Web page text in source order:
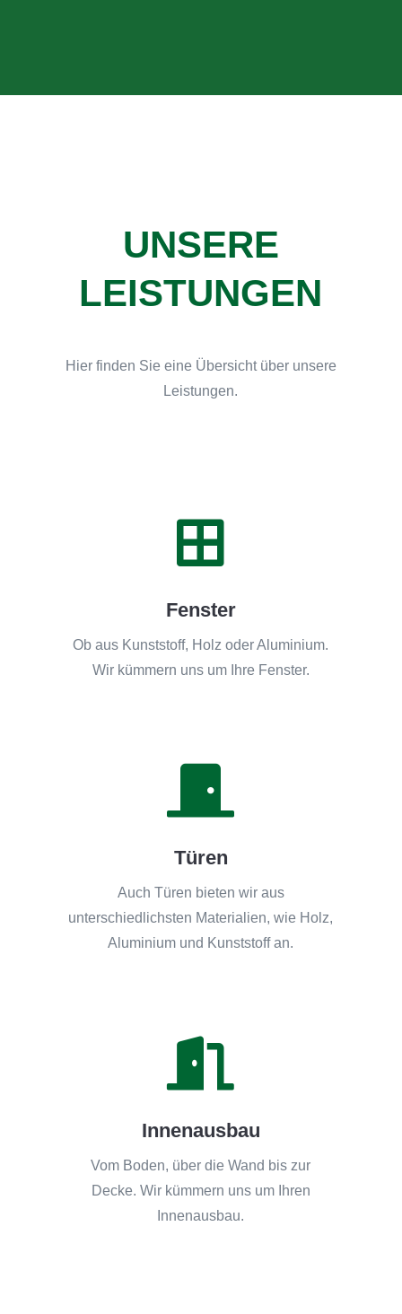
UNSERE
LEISTUNGEN
Hier finden Sie eine Übersicht über unsere
Leistungen.

Fenster
Ob aus Kunststoff, Holz oder Aluminium.
Wir kümmern uns um Ihre Fenster.

Türen
Auch Türen bieten wir aus
unterschiedlichsten Materialien, wie Holz,
Aluminium und Kunststoff an.

Innenausbau
Vom Boden, über die Wand bis zur
Decke. Wir kümmern uns um Ihren
Innenausbau.